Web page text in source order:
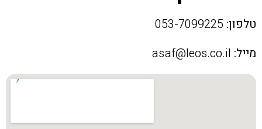
טלפון:
מייל: asaf@leos.co.il